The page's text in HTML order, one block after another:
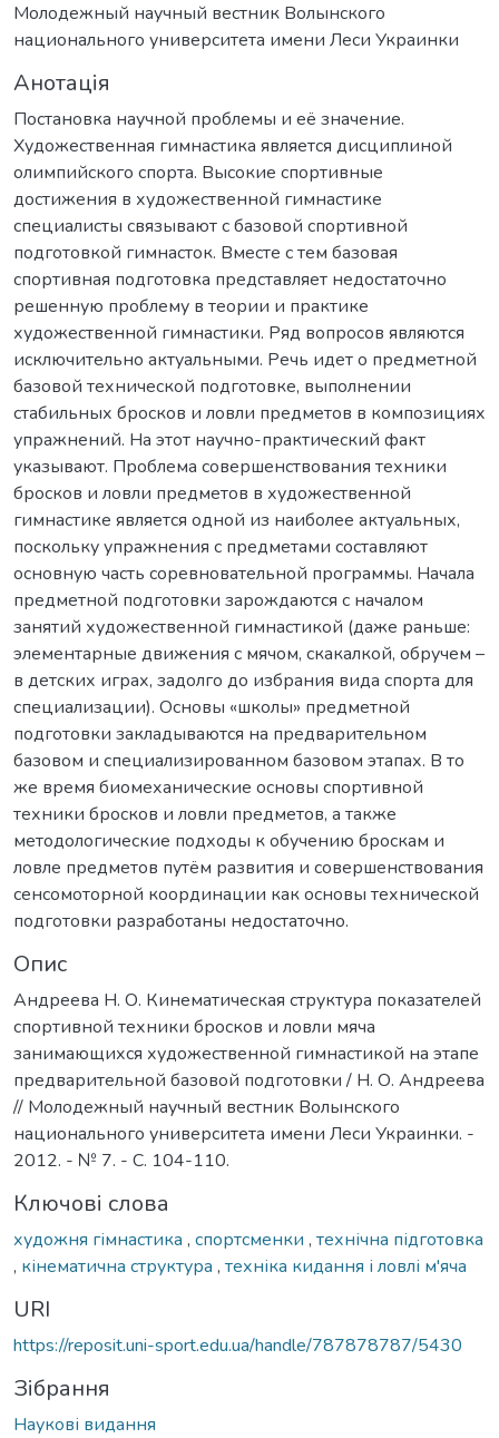
Молодежный научный вестник Волынского
национального университета имени Леси Украинки
Анотація
Постановка научной проблемы и её значение.
Художественная гимнастика является дисциплиной
олимпийского спорта. Высокие спортивные
достижения в художественной гимнастике
специалисты связывают с базовой спортивной
подготовкой гимнасток. Вместе с тем базовая
спортивная подготовка представляет недостаточно
решенную проблему в теории и практике
художественной гимнастики. Ряд вопросов являются
исключительно актуальными. Речь идет о предметной
базовой технической подготовке, выполнении
стабильных бросков и ловли предметов в композициях
упражнений. На этот научно-практический факт
указывают. Проблема совершенствования техники
бросков и ловли предметов в художественной
гимнастике является одной из наиболее актуальных,
поскольку упражнения с предметами составляют
основную часть соревновательной программы. Начала
предметной подготовки зарождаются с началом
занятий художественной гимнастикой (даже раньше:
элементарные движения с мячом, скакалкой, обручем –
в детских играх, задолго до избрания вида спорта для
специализации). Основы «школы» предметной
подготовки закладываются на предварительном
базовом и специализированном базовом этапах. В то
же время биомеханические основы спортивной
техники бросков и ловли предметов, а также
методологические подходы к обучению броскам и
ловле предметов путём развития и совершенствования
сенсомоторной координации как основы технической
подготовки разработаны недостаточно.
Опис
Андреева Н. О. Кинематическая структура показателей
спортивной техники бросков и ловли мяча
занимающихся художественной гимнастикой на этапе
предварительной базовой подготовки / Н. О. Андреева
// Молодежный научный вестник Волынского
национального университета имени Леси Украинки. -
2012. - № 7. - С. 104-110.
Ключові слова
художня гімнастика , спортсменки , технічна підготовка
, кінематична структура , техніка кидання і ловлі м'яча
URI
https://reposit.uni-sport.edu.ua/handle/787878787/5430
Зібрання
Наукові видання